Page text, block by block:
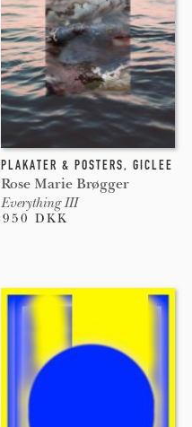
PLAKATER & POSTERS, GICLEE
Rose Marie Brøgger
Everything III
950 DKK